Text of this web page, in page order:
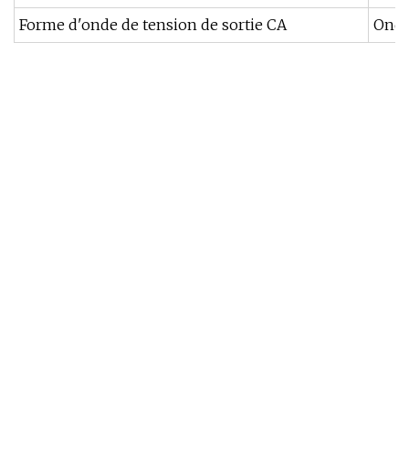
Forme d'onde de tension de sortie CA